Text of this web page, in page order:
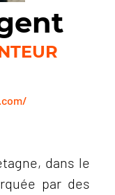
dans le
par des